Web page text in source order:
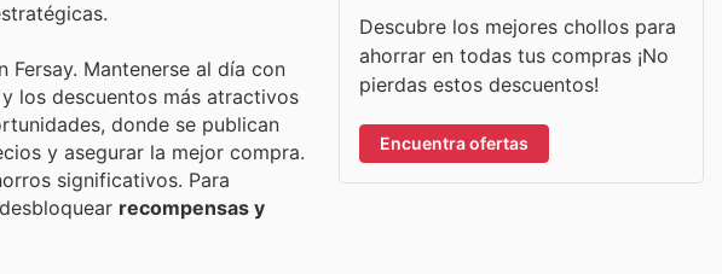
Mantenerse al día con
los descuentos más atractivos
donde se publican
y asegurar la mejor compra.
significativos. Para
recompensas y
Descubre los mejores chollos para
ahorrar en todas tus compras ¡No
pierdas estos descuentos!
Encuentra ofertas